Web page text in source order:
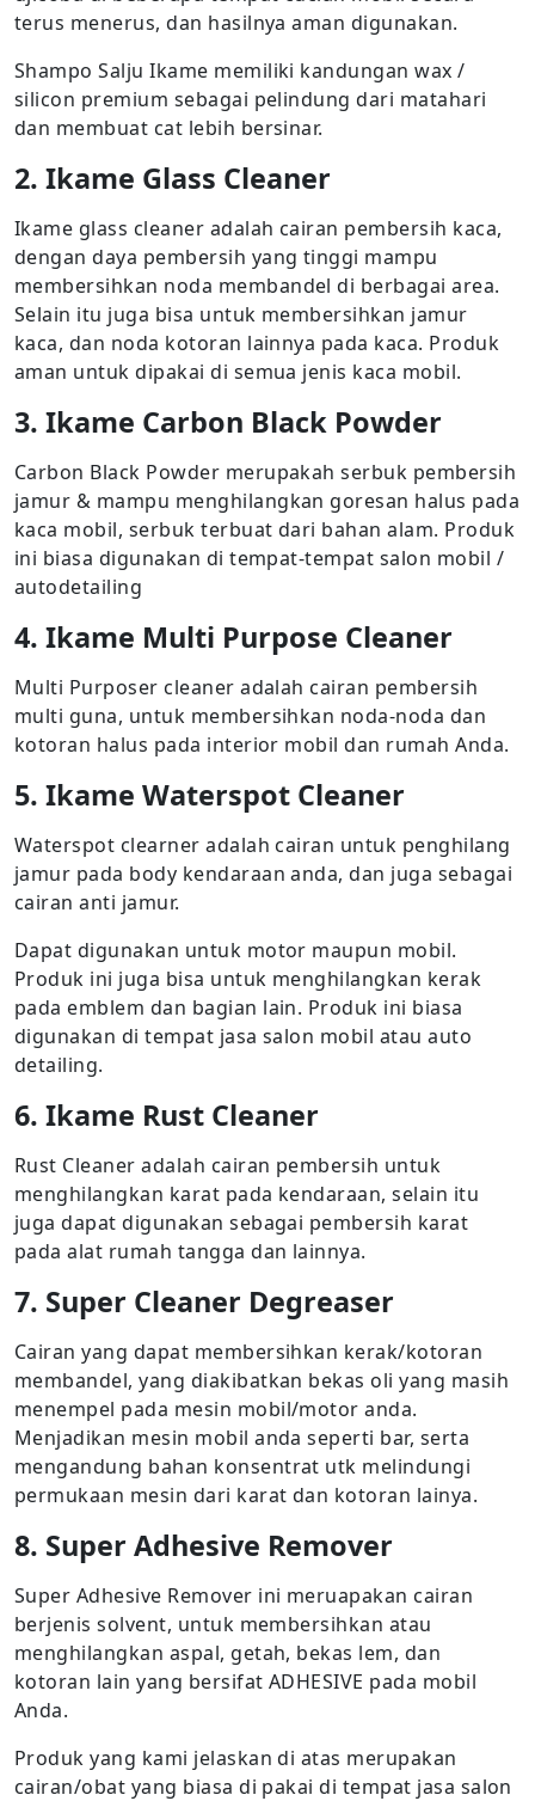
terus menerus, dan hasilnya aman digunakan.
Shampo Salju Ikame memiliki kandungan wax /
silicon premium sebagai pelindung dari matahari
dan membuat cat lebih bersinar.
2. Ikame Glass Cleaner
Ikame glass cleaner adalah cairan pembersih kaca,
dengan daya pembersih yang tinggi mampu
membersihkan noda membandel di berbagai area.
Selain itu juga bisa untuk membersihkan jamur
kaca, dan noda kotoran lainnya pada kaca. Produk
aman untuk dipakai di semua jenis kaca mobil.
3. Ikame Carbon Black Powder
Carbon Black Powder merupakah serbuk pembersih
jamur & mampu menghilangkan goresan halus pada
kaca mobil, serbuk terbuat dari bahan alam. Produk
ini biasa digunakan di tempat-tempat salon mobil /
autodetailing
4. Ikame Multi Purpose Cleaner
Multi Purposer cleaner adalah cairan pembersih
multi guna, untuk membersihkan noda-noda dan
kotoran halus pada interior mobil dan rumah Anda.
5. Ikame Waterspot Cleaner
Waterspot clearner adalah cairan untuk penghilang
jamur pada body kendaraan anda, dan juga sebagai
cairan anti jamur.
Dapat digunakan untuk motor maupun mobil.
Produk ini juga bisa untuk menghilangkan kerak
pada emblem dan bagian lain. Produk ini biasa
digunakan di tempat jasa salon mobil atau auto
detailing.
6. Ikame Rust Cleaner
Rust Cleaner adalah cairan pembersih untuk
menghilangkan karat pada kendaraan, selain itu
juga dapat digunakan sebagai pembersih karat
pada alat rumah tangga dan lainnya.
7. Super Cleaner Degreaser
Cairan yang dapat membersihkan kerak/kotoran
membandel, yang diakibatkan bekas oli yang masih
menempel pada mesin mobil/motor anda.
Menjadikan mesin mobil anda seperti bar, serta
mengandung bahan konsentrat utk melindungi
permukaan mesin dari karat dan kotoran lainya.
8. Super Adhesive Remover
Super Adhesive Remover ini meruapakan cairan
berjenis solvent, untuk membersihkan atau
menghilangkan aspal, getah, bekas lem, dan
kotoran lain yang bersifat ADHESIVE pada mobil
Anda.
Produk yang kami jelaskan di atas merupakan
cairan/obat yang biasa di pakai di tempat jasa salon